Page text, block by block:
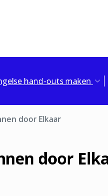
hand-outs maken
door Elkaar
door